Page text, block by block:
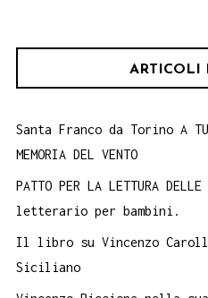
ARTICOLI
Santa Franco da Torino A
MEMORIA DEL VENTO
PATTO PER LA LETTURA
letterario per bambini.
Il libro su Vincenzo
Siciliano